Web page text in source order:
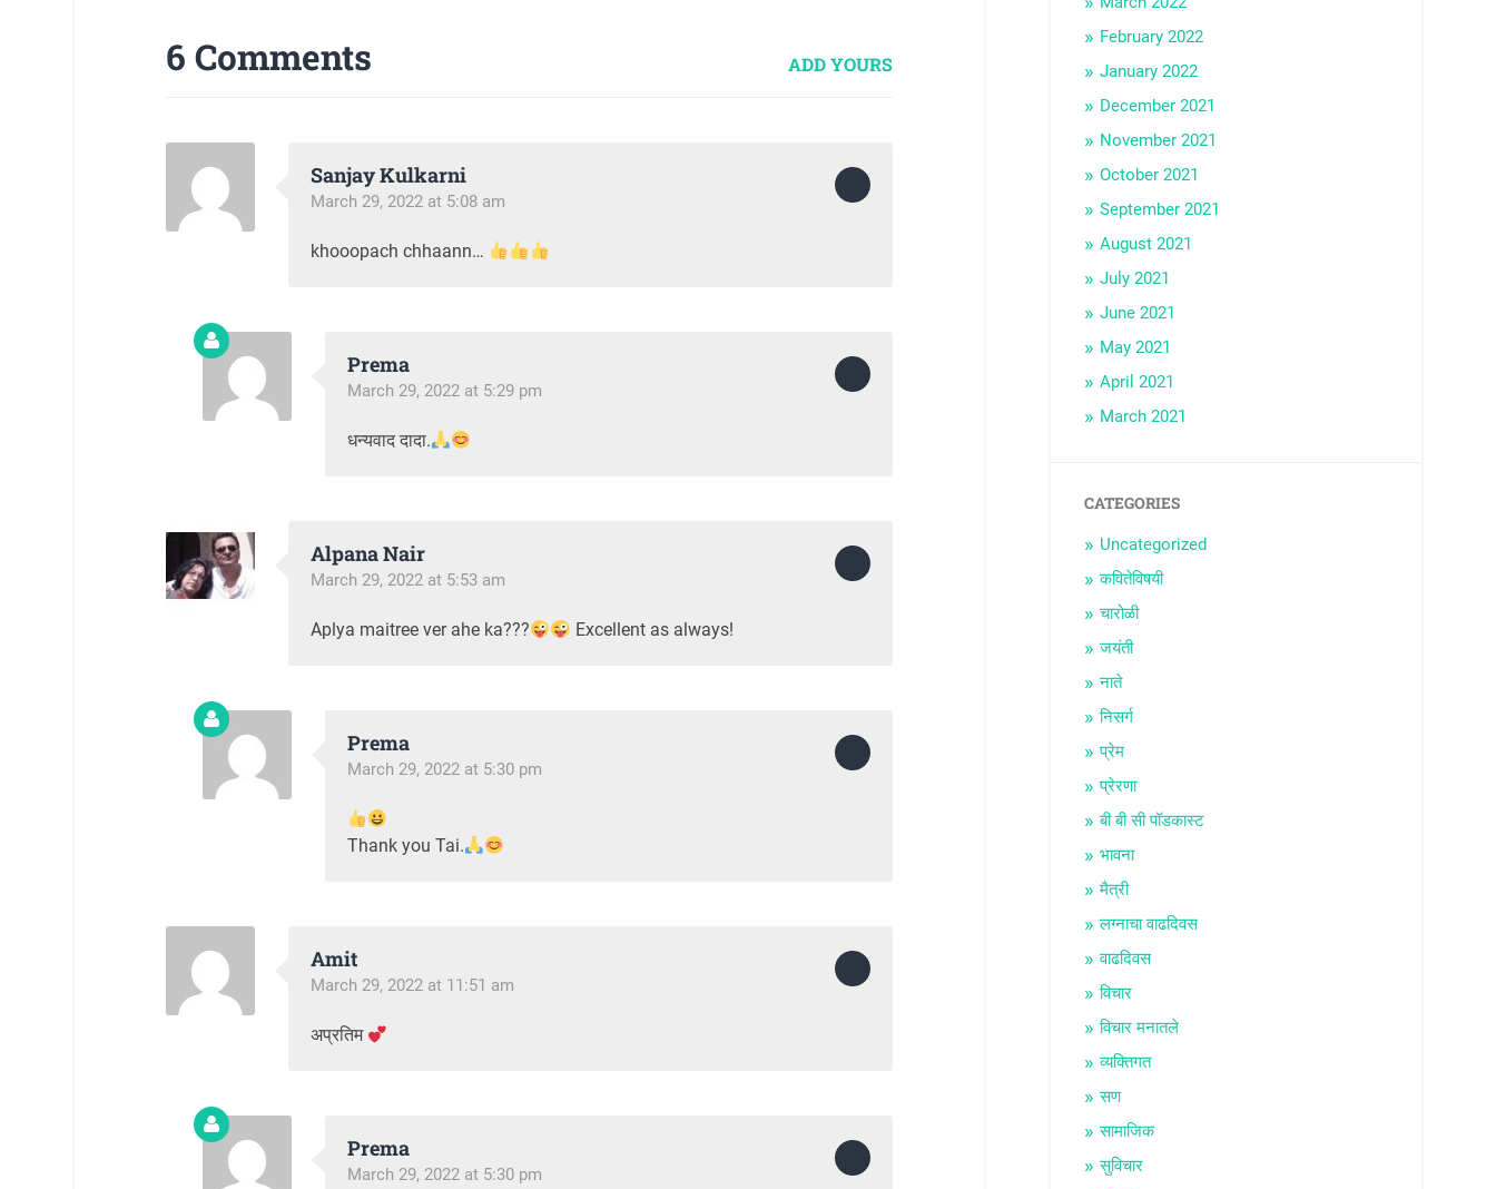
6 Comments ADD YOURS
Sanjay Kulkarni
March 29, 2022 at 5:08 am
khooopach chhaann…
Prema
March 29, 2022 at 5:29 pm
धन्यवाद दादा.
Alpana Nair
March 29, 2022 at 5:53 am
Aplya maitree ver ahe ka??? Excellent as always!
Prema
March 29, 2022 at 5:30 pm
Thank you Tai.
Amit
March 29, 2022 at 11:51 am
अप्रतिम
Prema
March 29, 2022 at 5:30 pm
February 2022
January 2022
December 2021
November 2021
October 2021
September 2021
August 2021
July 2021
June 2021
May 2021
April 2021
March 2021
CATEGORIES
Uncategorized
कवितेविषयी
चारोळी
जयंती
नाते
निसर्ग
प्रेम
प्रेरणा
बी बी सी पॉडकास्ट
भावना
मैत्री
लग्नाचा वाढदिवस
वाढदिवस
विचार
विचार मनातले
व्यक्तिगत
सण
सामाजिक
सुविचार